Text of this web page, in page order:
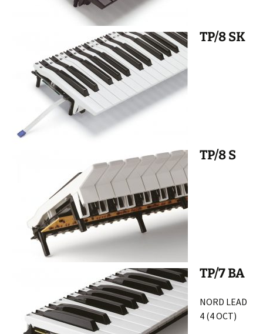
TP/8 SK
TP/8 S
TP/7 BA
NORD LEAD
4 (4 OCT)